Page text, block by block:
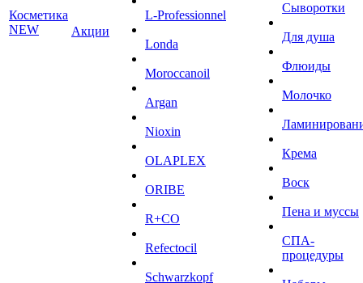
Косметика
NEW
Акции
L-Professionnel
Londa
Moroccanoil
Argan
Niохin
OLAPLEX
ORIBE
R+CO
Refectocil
Schwarzkopf
Сыворотки
Для душа
Флюиды
Молочко
Крема
Воск
Пена и муссы
СПА-
процедуры